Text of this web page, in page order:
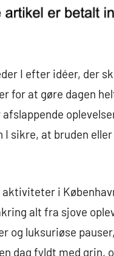
I efter idéer, der
for at gøre dagen
sikre, at bruden
i
alt fra sjove
luksuriøse
dag fyldt med grin,